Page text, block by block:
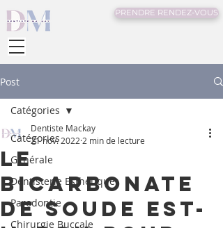
PRENDRE RENDEZ-VOUS
Post
Catégories
Générale
Dentisterie Esthétique
Parodontie
Chirurgie Buccale
Catégories
Le
bicarbonate
de soude est-
Dentiste Mackay
21 nov. 2022 2 min de lecture